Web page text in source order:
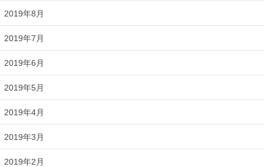
2019年8月
2019年7月
2019年6月
2019年5月
2019年4月
2019年3月
2019年2月